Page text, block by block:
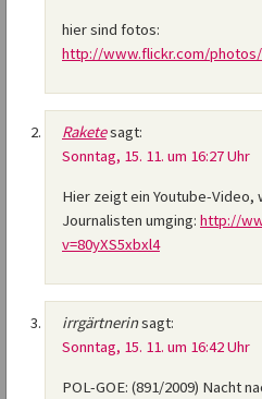
hier sind fotos:
http://www.flickr.com/photos/
Raketesagt:
Sonntag, 15. 11. um 16:27 Uhr
Hier zeigt ein Youtube-Video,
Journalisten umging: http://
v=80yXS5xbxl4
irrgärtnerinsagt:
Sonntag, 15. 11. um 16:42 Uhr
POL-GOE: (891/2009) Nacht